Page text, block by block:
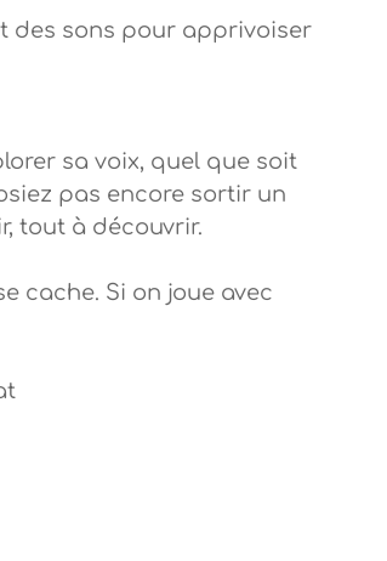
des sons pour apprivoiser
sa voix, quel que soit
pas encore sortir un
tout à découvrir.
cache. Si on joue avec